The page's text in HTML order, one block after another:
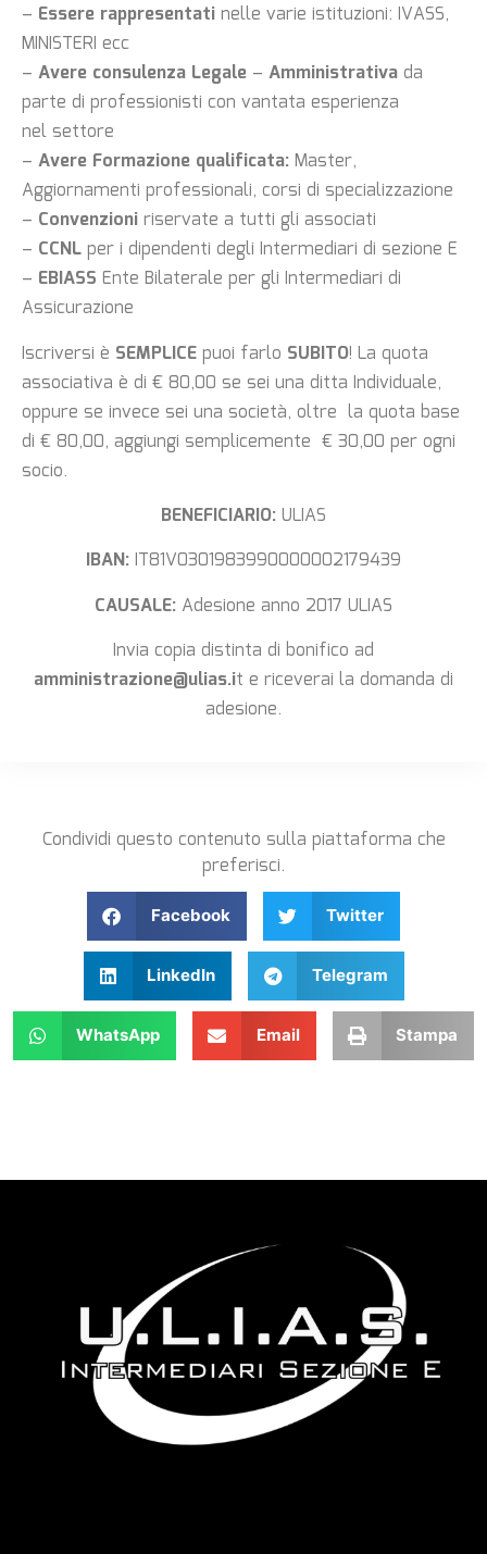
– Essere rappresentati nelle varie istituzioni: IVASS,
MINISTERI ecc
– Avere consulenza Legale – Amministrativa da
parte di professionisti con vantata esperienza
nel settore
– Avere Formazione qualificata: Master,
Aggiornamenti professionali, corsi di specializzazione
– Convenzioni riservate a tutti gli associati
– CCNL per i dipendenti degli Intermediari di sezione E
– EBIASS Ente Bilaterale per gli Intermediari di
Assicurazione
Iscriversi è SEMPLICE puoi farlo SUBITO! La quota
associativa è di € 80,00 se sei una ditta Individuale,
oppure se invece sei una società, oltre la quota base
di € 80,00, aggiungi semplicemente € 30,00 per ogni
socio.
BENEFICIARIO: ULIAS
IBAN: IT81V0301983990000002179439
CAUSALE: Adesione anno 2017 ULIAS
Invia copia distinta di bonifico ad
amministrazione@ulias.it e riceverai la domanda di
adesione.
Condividi questo contenuto sulla piattaforma che
preferisci.
Facebook Twitter
LinkedIn Telegram
WhatsApp Email Stampa